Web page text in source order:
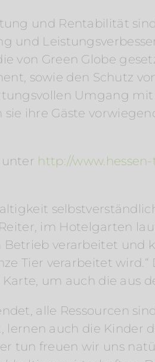
und Rentabilität
und
von Green Globe
sowie den Schutz
Umgang
ihre Gäste
http://
im Hotelgarten
verarbeitet und
Tier verarbeitet
um auch die aus
alle Ressourcen
auch die Kinder
tun freuen wir uns